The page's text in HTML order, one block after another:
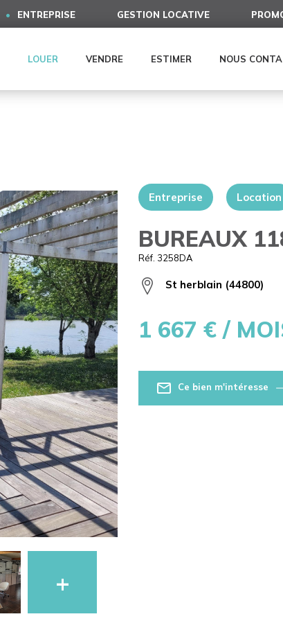
ENTREPRISE GESTION LOCATIVE
LOUER VENDRE ESTIMER NOUS
+
Entreprise Location
BUREAUX
Réf. 3258DA
St herblain (44800)
1 667 € /
Ce bien m'intéresse